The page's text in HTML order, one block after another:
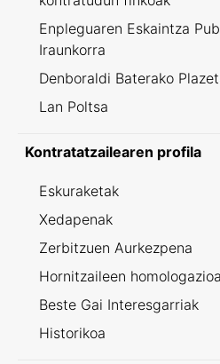
Enpleguaren Eskaintza
Iraunkorra
Denboraldi Baterako
Lan Poltsa
Kontratatzailearen profila
Eskuraketak
Xedapenak
Zerbitzuen Aurkezpena
Hornitzaileen homologazioa
Beste Gai Interesgarriak
Historikoa